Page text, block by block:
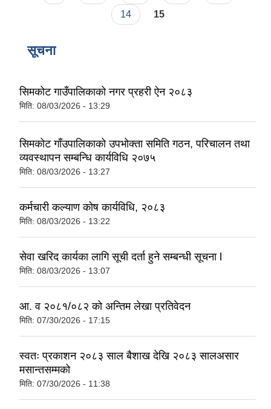
14
15
सूचना
सिमकोट गाउँपालिकाको नगर प्रहरी ऐन २०८३
मिति: 08/03/2026 - 13:29
सिमकोट गाँउपालिकाको उपभोक्ता समिति गठन, परिचालन तथा
व्यवस्थापन सम्बन्धि कार्यविधि २०७५
मिति: 08/03/2026 - 13:27
कर्मचारी कल्याण कोष कार्यविधि, २०८३
मिति: 08/03/2026 - 13:22
सेवा खरिद कार्यका लागि सूची दर्ता हुने सम्बन्धी सूचना l
मिति: 08/03/2026 - 13:07
आ. व २०८१/०८२ को अन्तिम लेखा प्रतिवेदन
मिति: 07/30/2026 - 17:15
स्वतः प्रकाशन २०८३ साल बैशाख देखि २०८३ सालअसार
मसान्तसम्मको
मिति: 07/30/2026 - 11:38